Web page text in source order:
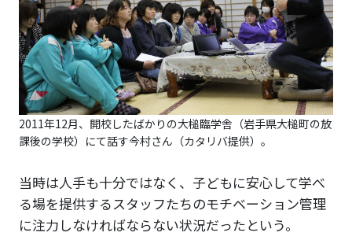
2011年12月、開校したばかりの大槌臨学舎（岩手県大槌町の放
課後の学校）にて話す今村さん（カタリバ提供）。
当時は人手も十分ではなく、子どもに安心して学べ
る場を提供するスタッフたちのモチベーション管理
に注力しなければならない状況だったという。